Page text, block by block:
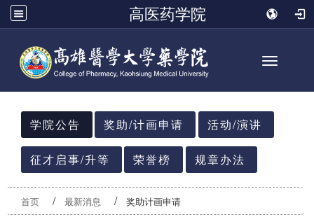
高医药学院
Toggle
:::
学院公告
奖助/计画申请 活动/演讲
征才启事/升等 荣誉榜 规章办法
首页 最新消息 奖助计画申请